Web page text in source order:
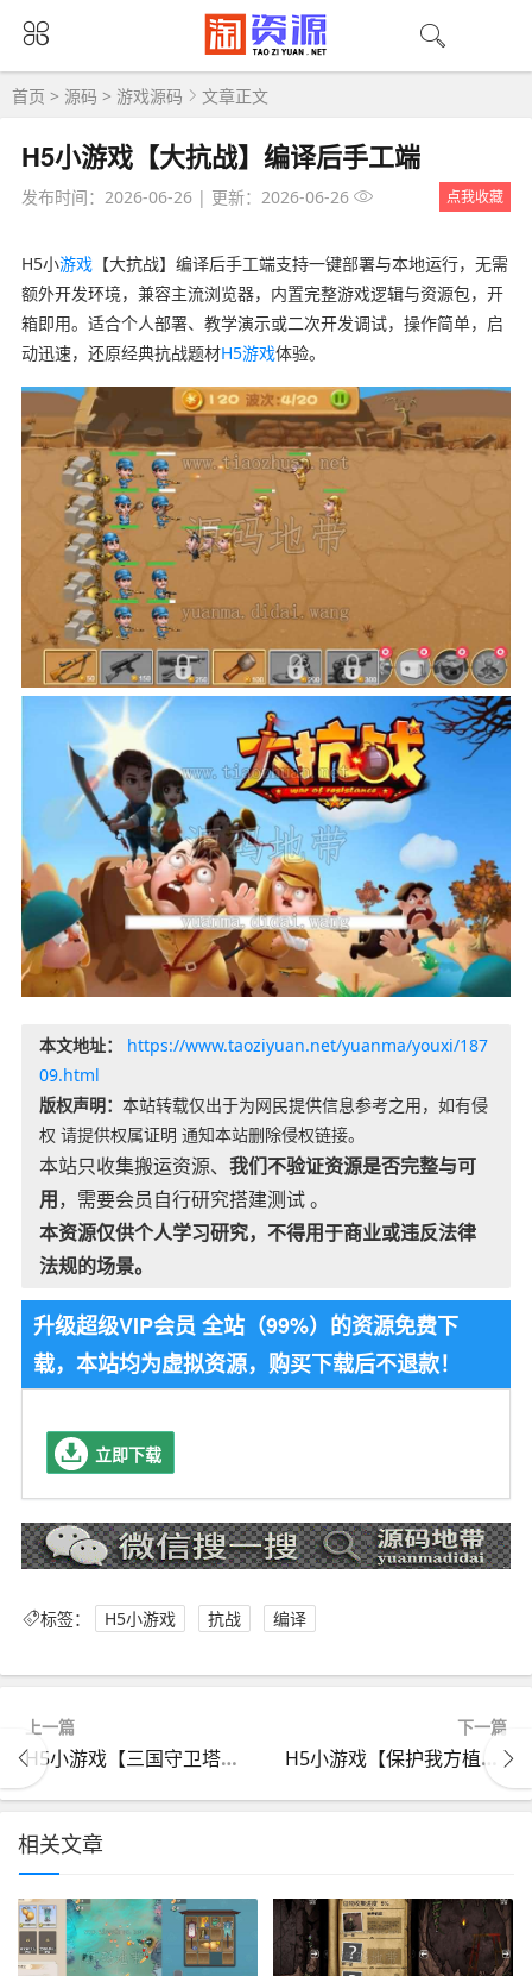
首页 > 源码 > 游戏源码 文章正文
H5小游戏【大抗战】编译后手工端
发布时间：2026-06-26| 更新：2026-06-26 点我收藏
H5小游戏【大抗战】编译后手工端支持一键部署与本地运行，无需
额外开发环境，兼容主流浏览器，内置完整游戏逻辑与资源包，开
箱即用。适合个人部署、教学演示或二次开发调试，操作简单，启
动迅速，还原经典抗战题材H5游戏体验。
本文地址：
https://www.taoziyuan.net/yuanma/youxi/187
09.html
版权声明： 本站转载仅出于为网民提供信息参考之用，如有侵
权 请提供权属证明 通知本站删除侵权链接。
本站只收集搬运资源、 我们不验证资源是否完整与可
用，需要会员自行研究搭建测试 。
本资源仅供个人学习研究，不得用于商业或违反法律
法规的场景。
升级超级VIP会员 全站（99%）的资源免费下
载，本站均为虚拟资源，购买下载后不退款！
立即下载
标签： H5小游戏 抗战 编译
上一篇
H5小游戏【三国守卫塔防】编译后的手工端
下一篇
H5小游戏【保护我方植物】编译后手工端
相关文章